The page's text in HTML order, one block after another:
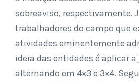
sobreaviso, respectivamente.
trabalhadores do campo que
atividades eminentemente
ideia das entidades é aplicar a
alternando em 4×3 e 3×4.